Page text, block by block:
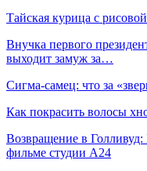
Тайская курица с
Внучка первого
выходит замуж за…
Сигма-самец: что за
Как покрасить волосы
Возвращение в
фильме студии А24